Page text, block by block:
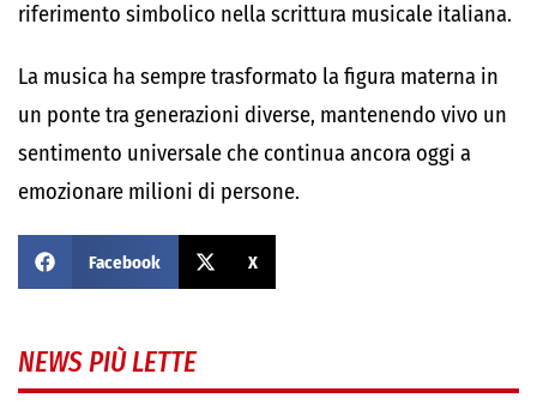
riferimento simbolico nella scrittura musicale italiana.
La musica ha sempre trasformato la figura materna in
un ponte tra generazioni diverse, mantenendo vivo un
sentimento universale che continua ancora oggi a
emozionare milioni di persone.
Facebook X
NEWS PIÙ LETTE